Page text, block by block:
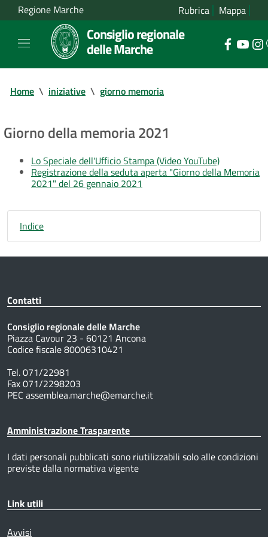
Regione Marche Rubrica Mappa
Consiglio regionale
delle Marche
Home \ iniziative \ giorno memoria
Giorno della memoria 2021
Lo Speciale dell'Ufficio Stampa (Video YouTube)
Registrazione della seduta aperta "Giorno della Memoria
2021" del 26 gennaio 2021
Indice
Contatti
Consiglio regionale delle Marche
Piazza Cavour 23 - 60121 Ancona
Codice fiscale 80006310421
Tel. 071/22981
Fax 071/2298203
PEC assemblea.marche@emarche.it
Amministrazione Trasparente
I dati personali pubblicati sono riutilizzabili solo alle condizioni
previste dalla normativa vigente
Link utili
Avvisi